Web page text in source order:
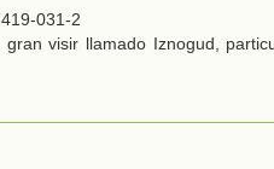
031-2
visir llamado Iznogud,